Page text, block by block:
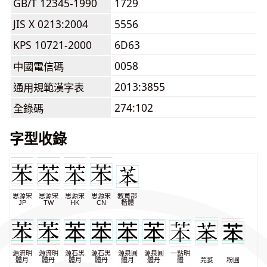
GB/T 12345-1990
1729
JIS X 0213:2004
5556
KPS 10721-2000
6D63
中國電信碼
0058
通用規範漢字表
2013:3855
全錄碼
274:102
字型收錄
思源宋
JP
思源宋
TW
思源宋
HK
思源宋
CN
教育部
楷體
源流明
體月
源流明
體丹
源石黑
體月
源石黑
體丹
源泉圓
體月
源泉圓
體丹
一點明
體
芫荽 粉圓